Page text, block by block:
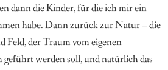
dann die Kinder, für die ich mir ein
habe. Dann zurück zur Natur – die
Feld, der Traum vom eigenen
werden soll, und natürlich das